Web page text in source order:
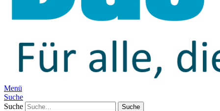
Menü
Suche
Suche